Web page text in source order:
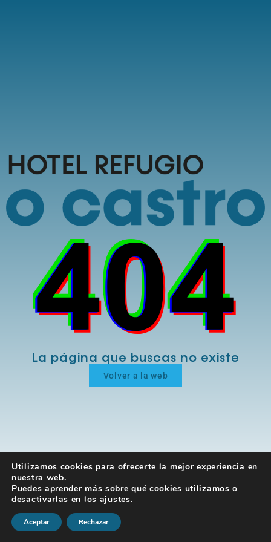
La página que buscas no existe
Volver a la web
Utilizamos cookies para ofrecerte la mejor experiencia en
nuestra web.
Puedes aprender más sobre qué cookies utilizamos o
desactivarlas en los ajustes.
Aceptar Rechazar